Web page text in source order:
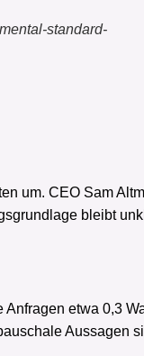
standard-
um. CEO Sam
bleibt
etwa 0,3
Aussagen